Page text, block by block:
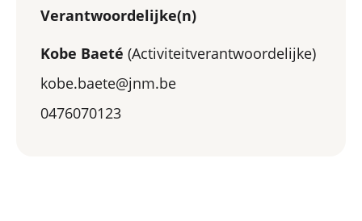
Verantwoordelijke(n)
Kobe Baeté (Activiteitverantwoordelijke)
kobe.baete@jnm.be
0476070123